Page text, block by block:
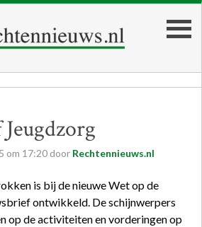
om 17:20 door Rechtennieuws.nl
is bij de nieuwe Wet op de
ontwikkeld. De schijnwerpers
op de activiteiten en vorderingen op